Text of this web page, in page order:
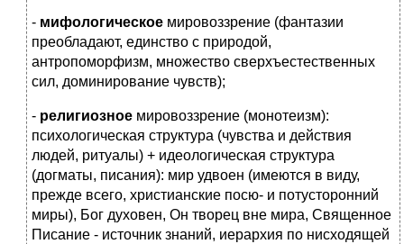
- мифологическое мировоззрение (фантазии
преобладают, единство с природой,
антропоморфизм, множество сверхъестественных
сил, доминирование чувств);
- религиозное мировоззрение (монотеизм):
психологическая структура (чувства и действия
людей, ритуалы) + идеологическая структура
(догматы, писания): мир удвоен (имеются в виду,
прежде всего, христианские посю- и потусторонний
миры), Бог духовен, Он творец вне мира, Священное
Писание ‑ источник знаний, иерархия по нисходящей